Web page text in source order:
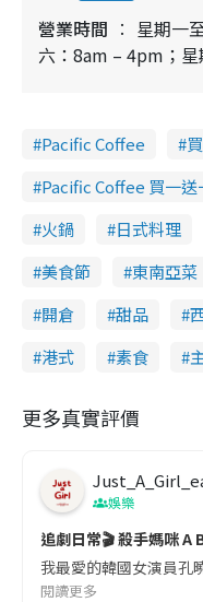
營業時間
星期一
六：8am – 4pm；
Pacific Coffee
Pacific Coffee 買一
火鍋
日式料理
美食節
東南亞菜
開倉
甜品
港式
素食
更多真實評價
娛樂
追劇日常🎬 殺手媽咪
我最愛的韓國女演員孔
閱讀更多